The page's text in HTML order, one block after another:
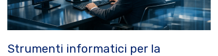
Strumenti informatici per la